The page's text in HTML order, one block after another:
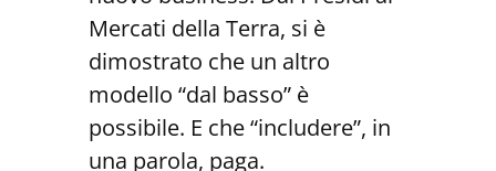
Mercati della Terra, si è
dimostrato che un altro
modello “dal basso” è
possibile. E che “includere”, in
una parola, paga.